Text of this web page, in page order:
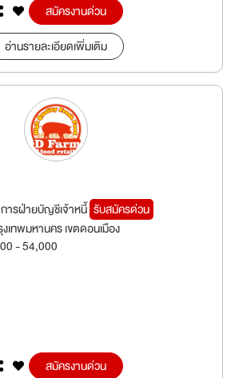
สมัครงานด่วน
อ่านรายละเอียดเพิ่มเติม
ารฝ่ายบัญชีเจ้าหนี้ รับสมัครด่วน
เทพมหานคร เขตดอนเมือง
- 54,000
สมัครงานด่วน